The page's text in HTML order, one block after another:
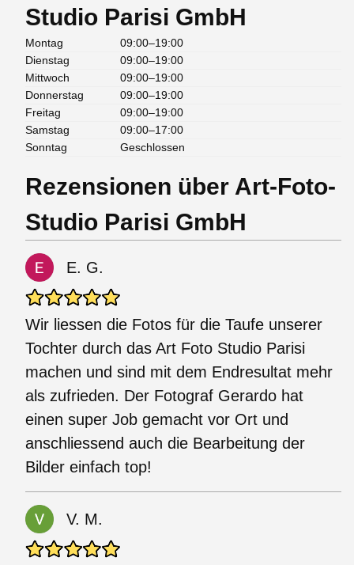
Studio Parisi GmbH
Montag
09:00–19:00
Dienstag
09:00–19:00
Mittwoch
09:00–19:00
Donnerstag
09:00–19:00
Freitag
09:00–19:00
Samstag
09:00–17:00
Sonntag
Geschlossen
Rezensionen über Art-Foto-
Studio Parisi GmbH
E. G.
Wir liessen die Fotos für die Taufe unserer
Tochter durch das Art Foto Studio Parisi
machen und sind mit dem Endresultat mehr
als zufrieden. Der Fotograf Gerardo hat
einen super Job gemacht vor Ort und
anschliessend auch die Bearbeitung der
Bilder einfach top!
V. M.